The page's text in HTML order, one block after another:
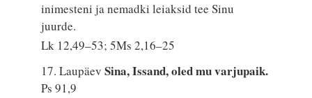
inimesteni ja nemadki leiaksid tee Sinu
juurde.
Lk 12,49–53; 5Ms 2,16–25
17. LaupäevSina, Issand, oled mu varjupaik.
Ps 91,9